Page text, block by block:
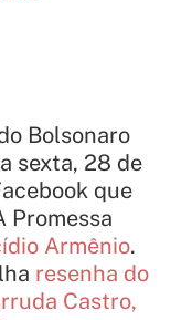
Bolsonaro
sexta, 28 de
que
Promessa
Armênio.
resenha do
Castro,